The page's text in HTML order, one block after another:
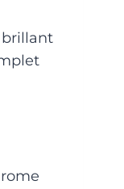
brillant